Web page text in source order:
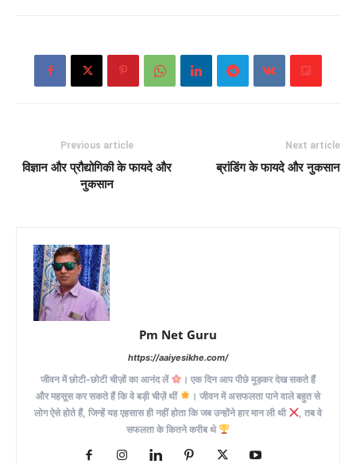
Previous article
विज्ञान और प्रौद्योगिकी के फायदे और
नुकसान
Next article
ब्रांडिंग के फायदे और नुकसान
Pm Net Guru
https://aaiyesikhe.com/
जीवन में छोटी-छोटी चीज़ों का आनंद लें
। एक दिन आप पीछे मुड़कर देख सकते हैं
और महसूस कर सकते हैं कि वे बड़ी चीज़ें थीं
। जीवन में असफलता पाने वाले बहुत से
लोग ऐसे होते हैं, जिन्हें यह एहसास ही नहीं होता कि जब उन्होंने हार मान ली थी
, तब वे
सफलता के कितने करीब थे